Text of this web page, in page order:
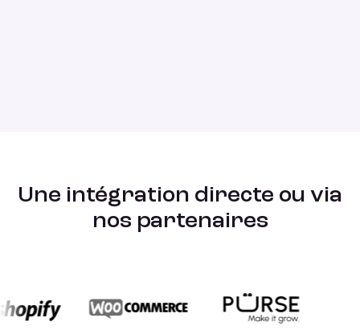
Une intégration directe ou via
nos partenaires